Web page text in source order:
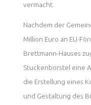
vermacht.
Nachdem der
Million Euro an EU-
Brettmann-Hauses
Stuckenborstel eine
die Erstellung eines
und Gestaltung des